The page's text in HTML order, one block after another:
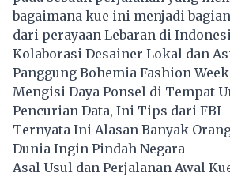
bagaimana kue ini menjadi
dari perayaan Lebaran di
Kolaborasi Desainer Lokal dan
Panggung Bohemia Fashion
Mengisi Daya Ponsel di Tempat
Pencurian Data, Ini Tips dari FBI
Ternyata Ini Alasan Banyak
Dunia Ingin Pindah Negara
Asal Usul dan Perjalanan Awal